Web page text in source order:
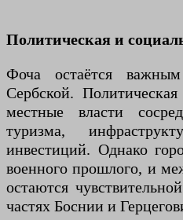
Политическая и
Фоча остаётся
Сербской.
местные власти
туризма,
инвестиций. Однако
военного прошлого, и
остаются
частях Боснии и